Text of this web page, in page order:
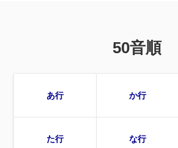
50音順
あ行 か行
た行 な行